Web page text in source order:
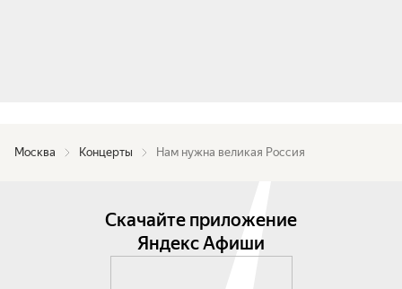
Москва Концерты Нам нужна великая Россия
Скачайте приложение
Яндекс Афиши